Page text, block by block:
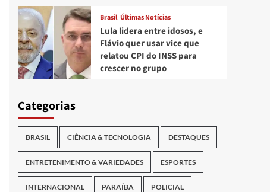
Brasil Últimas Notícias
Lula lidera entre idosos, e
Flávio quer usar vice que
relatou CPI do INSS para
crescer no grupo
Categorias
BRASIL CIÊNCIA & TECNOLOGIA DESTAQUES
ENTRETENIMENTO & VARIEDADES ESPORTES
INTERNACIONAL PARAÍBA POLICIAL